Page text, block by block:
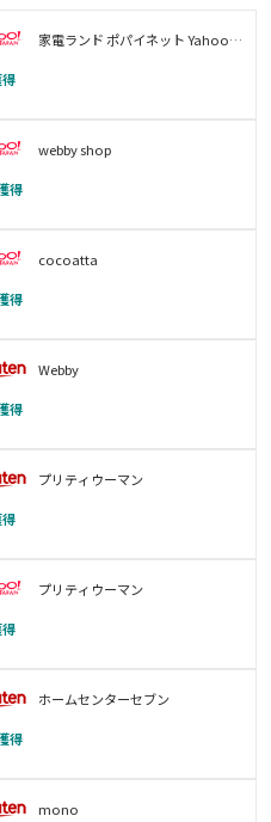
家電ランド ポパイネット Yahoo!
webby shop
得
cocoatta
得
Webby
得
プリティウーマン
プリティウーマン
ホームセンターセブン
得
mono